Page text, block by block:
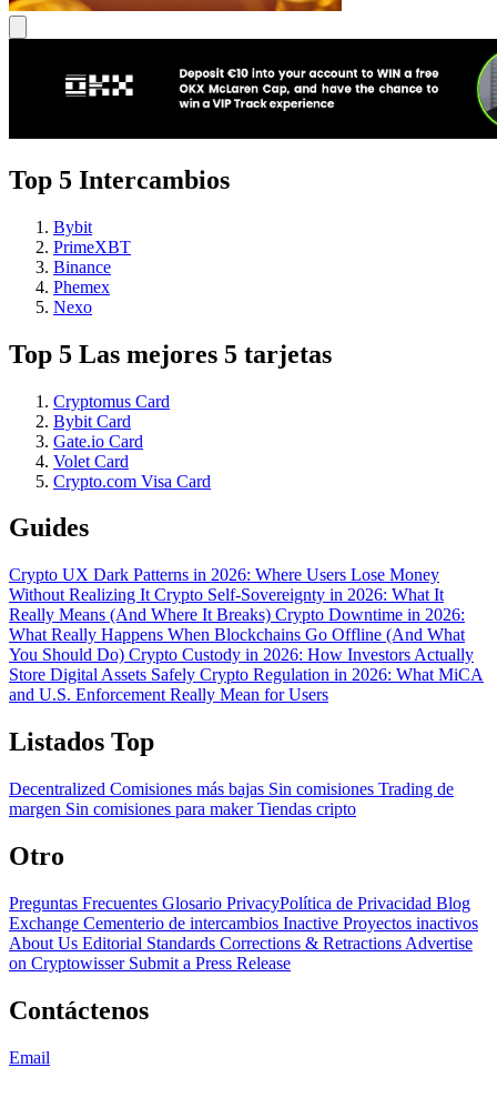
Top 5 Intercambios
Bybit
PrimeXBT
Binance
Phemex
Nexo
Top 5 Las mejores 5 tarjetas
Cryptomus Card
Bybit Card
Gate.io Card
Volet Card
Crypto.com Visa Card
Guides
Crypto UX Dark Patterns in 2026: Where Users Lose Money
Without Realizing It Crypto Self-Sovereignty in 2026: What It
Really Means (And Where It Breaks) Crypto Downtime in 2026:
What Really Happens When Blockchains Go Offline (And What
You Should Do) Crypto Custody in 2026: How Investors Actually
Store Digital Assets Safely Crypto Regulation in 2026: What MiCA
and U.S. Enforcement Really Mean for Users
Listados Top
Decentralized Comisiones más bajas Sin comisiones Trading de
margen Sin comisiones para makerTiendas cripto
Otro
Preguntas Frecuentes Glosario PrivacyPolítica de Privacidad Blog
Exchange Cementerio de intercambios Inactive Proyectos inactivos
About Us Editorial Standards Corrections & Retractions Advertise
on Cryptowisser Submit a Press Release
Contáctenos
Email